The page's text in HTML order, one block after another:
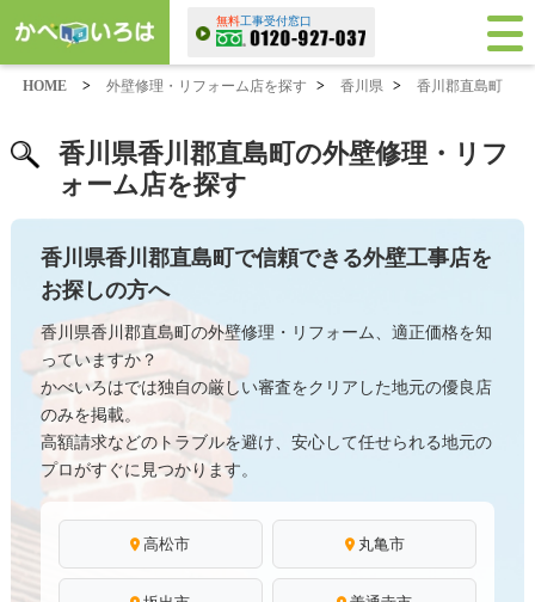
無料工事受付窓口
HOME > 外壁修理・リフォーム店を探す > 香川県 > 香川郡直島町
香川県香川郡直島町の外壁修理・リフ
ォーム店を探す
香川県香川郡直島町で信頼できる外壁工事店を
お探しの方へ
香川県香川郡直島町の外壁修理・リフォーム、適正価格を知
っていますか？
かべいろはでは独自の厳しい審査をクリアした地元の優良店
のみを掲載。
高額請求などのトラブルを避け、安心して任せられる地元の
プロがすぐに見つかります。
高松市 丸亀市